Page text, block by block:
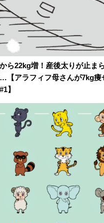
ら22kg増！産後太りが止ま
【アラフィフ母さんが7kg痩
】